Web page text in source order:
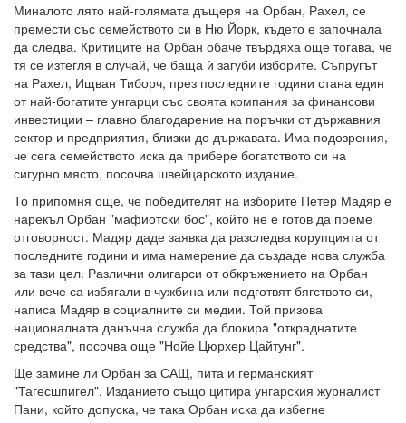
Миналото лято най-голямата дъщеря на Орбан, Рахел, се
премести със семейството си в Ню Йорк, където е започнала
да следва. Критиците на Орбан обаче твърдяха още тогава, че
тя се изтегля в случай, че баща ѝ загуби изборите. Съпругът
на Рахел, Ищван Тиборч, през последните години стана един
от най-богатите унгарци със своята компания за финансови
инвестиции – главно благодарение на поръчки от държавния
сектор и предприятия, близки до държавата. Има подозрения,
че сега семейството иска да прибере богатството си на
сигурно място, посочва швейцарското издание.
То припомня още, че победителят на изборите Петер Мадяр е
нарекъл Орбан "мафиотски бос", който не е готов да поеме
отговорност. Мадяр даде заявка да разследва корупцията от
последните години и има намерение да създаде нова служба
за тази цел. Различни олигарси от обкръжението на Орбан
или вече са избягали в чужбина или подготвят бягството си,
написа Мадяр в социалните си медии. Той призова
националната данъчна служба да блокира "откраднатите
средства", посочва още "Нойе Цюрхер Цайтунг".
Ще замине ли Орбан за САЩ, пита и германският
"Тагесшпигел". Изданието също цитира унгарския журналист
Пани, който допуска, че така Орбан иска да избегне